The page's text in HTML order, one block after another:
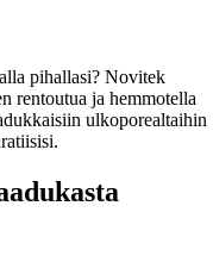
pihallasi? Novitek
rentoutua ja hemmotella
ulkoporealtaihin